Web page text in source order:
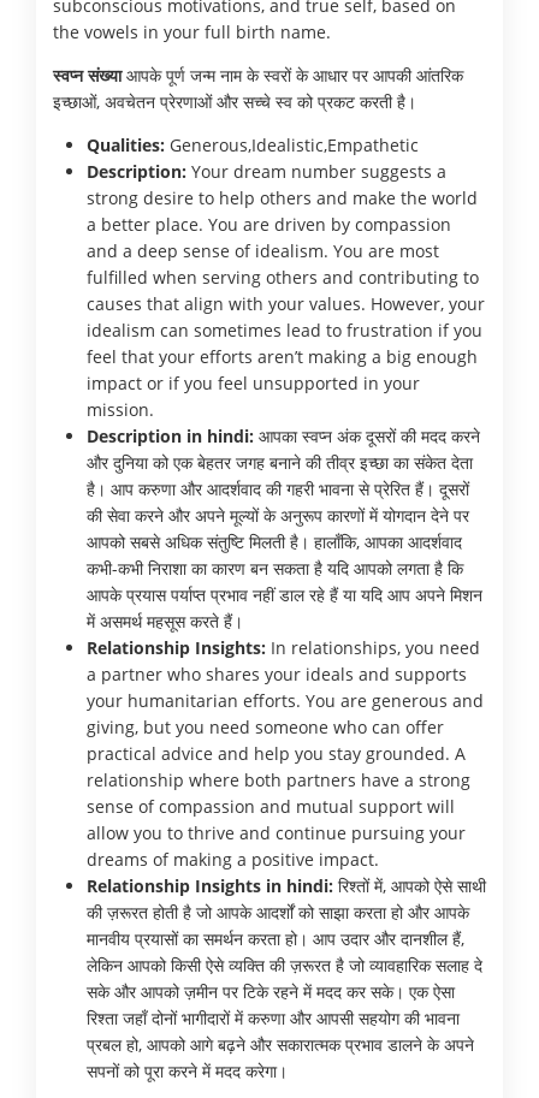
subconscious motivations, and true self, based on
the vowels in your full birth name.
स्वप्न संख्याआपके पूर्ण जन्म नाम के स्वरों के आधार पर आपकी आंतरिक
इच्छाओं, अवचेतन प्रेरणाओं और सच्चे स्व को प्रकट करती है।
Qualities: Generous,Idealistic,Empathetic
Description: Your dream number suggests a
strong desire to help others and make the world
a better place. You are driven by compassion
and a deep sense of idealism. You are most
fulfilled when serving others and contributing to
causes that align with your values. However, your
idealism can sometimes lead to frustration if you
feel that your efforts aren’t making a big enough
impact or if you feel unsupported in your
mission.
Description in hindi: आपका स्वप्न अंक दूसरों की मदद करने
और दुनिया को एक बेहतर जगह बनाने की तीव्र इच्छा का संकेत देता
है। आप करुणा और आदर्शवाद की गहरी भावना से प्रेरित हैं। दूसरों
की सेवा करने और अपने मूल्यों के अनुरूप कारणों में योगदान देने पर
आपको सबसे अधिक संतुष्टि मिलती है। हालाँकि, आपका आदर्शवाद
कभी-कभी निराशा का कारण बन सकता है यदि आपको लगता है कि
आपके प्रयास पर्याप्त प्रभाव नहीं डाल रहे हैं या यदि आप अपने मिशन
में असमर्थ महसूस करते हैं।
Relationship Insights: In relationships, you need
a partner who shares your ideals and supports
your humanitarian efforts. You are generous and
giving, but you need someone who can offer
practical advice and help you stay grounded. A
relationship where both partners have a strong
sense of compassion and mutual support will
allow you to thrive and continue pursuing your
dreams of making a positive impact.
Relationship Insights in hindi: रिश्तों में, आपको ऐसे साथी
की ज़रूरत होती है जो आपके आदर्शों को साझा करता हो और आपके
मानवीय प्रयासों का समर्थन करता हो। आप उदार और दानशील हैं,
लेकिन आपको किसी ऐसे व्यक्ति की ज़रूरत है जो व्यावहारिक सलाह दे
सके और आपको ज़मीन पर टिके रहने में मदद कर सके। एक ऐसा
रिश्ता जहाँ दोनों भागीदारों में करुणा और आपसी सहयोग की भावना
प्रबल हो, आपको आगे बढ़ने और सकारात्मक प्रभाव डालने के अपने
सपनों को पूरा करने में मदद करेगा।